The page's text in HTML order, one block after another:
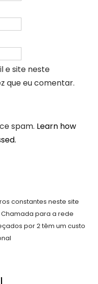
e site neste
que eu comentar.
spam. Learn how
constantes neste site
para a rede
por 2 têm um custo